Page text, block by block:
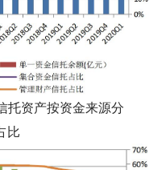
资产按资金来源分
比